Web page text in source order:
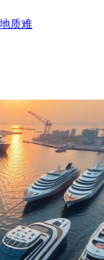
质难